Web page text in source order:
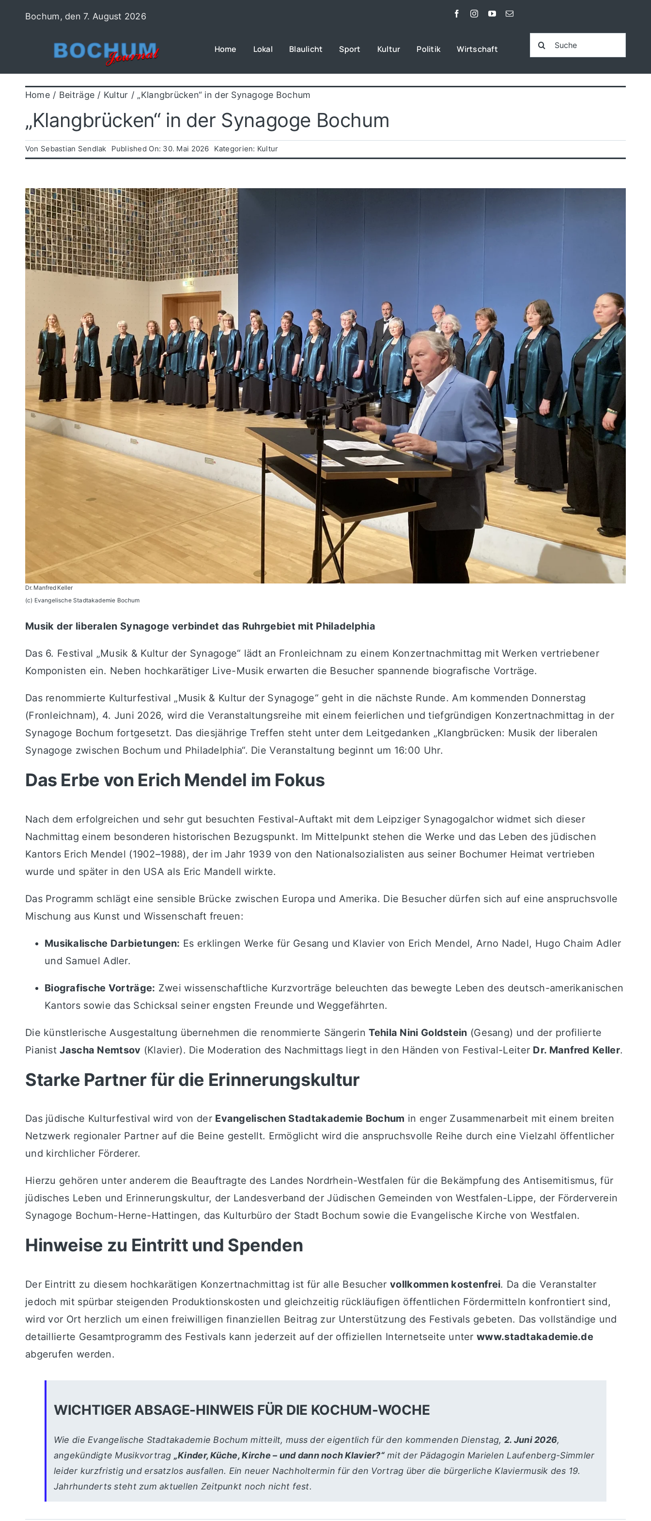
Bochum, den 7. August 2026
Home Lokal Blaulicht Sport Kultur Politik Wirtschaft
Suche
nach:
Home Beiträge Kultur „Klangbrücken“ in der Synagoge Bochum
„Klangbrücken“ in der Synagoge Bochum
Von Sebastian Sendlak Published On: 30. Mai 2026 Kategorien: Kultur
Dr. Manfred Keller
(c) Evangelische Stadtakademie Bochum
Musik der liberalen Synagoge verbindet das Ruhrgebiet mit Philadelphia
Das 6. Festival „Musik & Kultur der Synagoge“ lädt an Fronleichnam zu einem Konzertnachmittag mit Werken vertriebener
Komponisten ein. Neben hochkarätiger Live-Musik erwarten die Besucher spannende biografische Vorträge.
Das renommierte Kulturfestival „Musik & Kultur der Synagoge“ geht in die nächste Runde. Am kommenden Donnerstag
(Fronleichnam), 4. Juni 2026, wird die Veranstaltungsreihe mit einem feierlichen und tiefgründigen Konzertnachmittag in der
Synagoge Bochum fortgesetzt. Das diesjährige Treffen steht unter dem Leitgedanken „Klangbrücken: Musik der liberalen
Synagoge zwischen Bochum und Philadelphia“. Die Veranstaltung beginnt um 16:00 Uhr.
Das Erbe von Erich Mendel im Fokus
Nach dem erfolgreichen und sehr gut besuchten Festival-Auftakt mit dem Leipziger Synagogalchor widmet sich dieser
Nachmittag einem besonderen historischen Bezugspunkt. Im Mittelpunkt stehen die Werke und das Leben des jüdischen
Kantors Erich Mendel (1902–1988), der im Jahr 1939 von den Nationalsozialisten aus seiner Bochumer Heimat vertrieben
wurde und später in den USA als Eric Mandell wirkte.
Das Programm schlägt eine sensible Brücke zwischen Europa und Amerika. Die Besucher dürfen sich auf eine anspruchsvolle
Mischung aus Kunst und Wissenschaft freuen:
Musikalische Darbietungen: Es erklingen Werke für Gesang und Klavier von Erich Mendel, Arno Nadel, Hugo Chaim Adler
und Samuel Adler.
Biografische Vorträge: Zwei wissenschaftliche Kurzvorträge beleuchten das bewegte Leben des deutsch-amerikanischen
Kantors sowie das Schicksal seiner engsten Freunde und Weggefährten.
Die künstlerische Ausgestaltung übernehmen die renommierte SängerinTehila Nini Goldstein (Gesang) und der profilierte
PianistJascha Nemtsov (Klavier). Die Moderation des Nachmittags liegt in den Händen von Festival-Leiter Dr. Manfred Keller.
Starke Partner für die Erinnerungskultur
Das jüdische Kulturfestival wird von der Evangelischen Stadtakademie Bochum in enger Zusammenarbeit mit einem breiten
Netzwerk regionaler Partner auf die Beine gestellt. Ermöglicht wird die anspruchsvolle Reihe durch eine Vielzahl öffentlicher
und kirchlicher Förderer.
Hierzu gehören unter anderem die Beauftragte des Landes Nordrhein-Westfalen für die Bekämpfung des Antisemitismus, für
jüdisches Leben und Erinnerungskultur, der Landesverband der Jüdischen Gemeinden von Westfalen-Lippe, der Förderverein
Synagoge Bochum-Herne-Hattingen, das Kulturbüro der Stadt Bochum sowie die Evangelische Kirche von Westfalen.
Hinweise zu Eintritt und Spenden
Der Eintritt zu diesem hochkarätigen Konzertnachmittag ist für alle Besuchervollkommen kostenfrei. Da die Veranstalter
jedoch mit spürbar steigenden Produktionskosten und gleichzeitig rückläufigen öffentlichen Fördermitteln konfrontiert sind,
wird vor Ort herzlich um einen freiwilligen finanziellen Beitrag zur Unterstützung des Festivals gebeten. Das vollständige und
detaillierte Gesamtprogramm des Festivals kann jederzeit auf der offiziellen Internetseite unterwww.stadtakademie.de
abgerufen werden.
WICHTIGER ABSAGE-HINWEIS FÜR DIE KOCHUM-WOCHE
Wie die Evangelische Stadtakademie Bochum mitteilt, muss der eigentlich für den kommenden Dienstag, 2. Juni 2026,
angekündigte Musikvortrag „Kinder, Küche, Kirche – und dann noch Klavier?“mit der Pädagogin Marielen Laufenberg-Simmler
leider kurzfristig und ersatzlos ausfallen. Ein neuer Nachholtermin für den Vortrag über die bürgerliche Klaviermusik des 19.
Jahrhunderts steht zum aktuellen Zeitpunkt noch nicht fest.